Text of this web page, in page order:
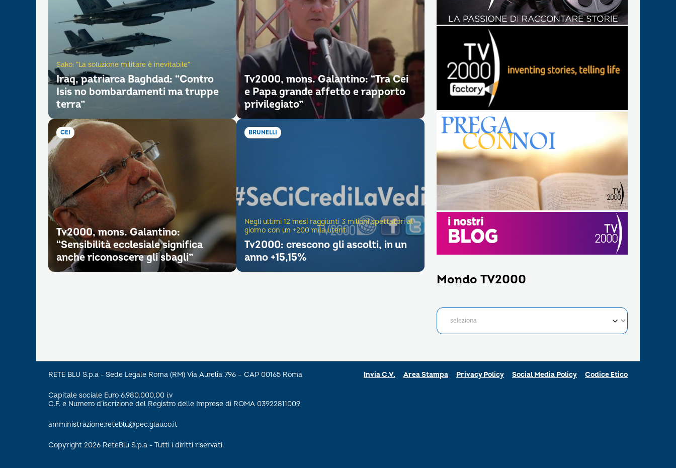
Sako: “La soluzione militare è inevitabile”
Iraq, patriarca Baghdad: “Contro
Isis no bombardamenti ma truppe
terra”
Tv2000, mons. Galantino: “Tra Cei
e Papa grande affetto e rapporto
privilegiato”
CEI
Tv2000, mons. Galantino:
“Sensibilità ecclesiale significa
anche riconoscere gli sbagli”
BRUNELLI
Negli ultimi 12 mesi raggiunti 3 milioni spettatori al
giorno con un +200 mila utenti
Tv2000: crescono gli ascolti, in un
anno +15,15%
Mondo TV2000
RETE BLU S.p.a - Sede Legale Roma (RM) Via Aurelia 796 – CAP 00165 Roma
Capitale sociale Euro 6.980.000,00 i.v
C.F. e Numero d’iscrizione del Registro delle Imprese di ROMA 03922811009
amministrazione.reteblu@pec.glauco.it
Copyright 2026 ReteBlu S.p.a - Tutti i diritti riservati.
Invia C.V. Area Stampa Privacy Policy Social Media Policy Codice Etico